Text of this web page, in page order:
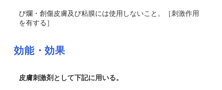
び爛・創傷皮膚及び粘膜には使用しないこと。［刺激作用
を有する］
効能・効果
皮膚刺激剤として下記に用いる。